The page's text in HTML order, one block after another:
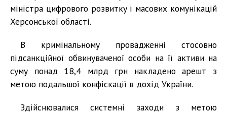
міністра цифрового розвитку і масових комунікацій
Херсонської області.
В кримінальному провадженні стосовно
підсанкційної обвинуваченої особи на її активи на
суму понад 18,4 млрд грн накладено арешт з
метою подальшої конфіскації в дохід України.
Здійснювалися системні заходи з метою